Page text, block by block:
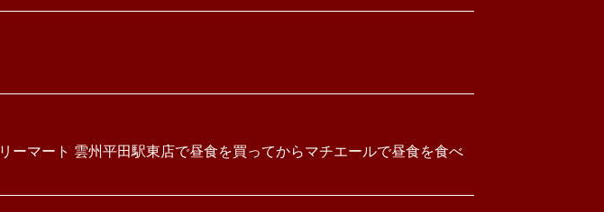
ーマート 雲州平田駅東店で昼食を買ってからマチエールで昼食を食べ